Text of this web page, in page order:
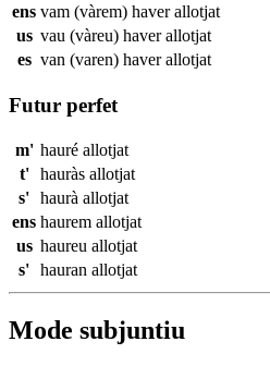
ens vam (vàrem) haverallotjat
us vau (vàreu) haverallotjat
es van (varen) haverallotjat
Futur perfet
m' hauré allotjat
t'
hauràs allotjat
s' haurà allotjat
ens haurem allotjat
us haureu allotjat
s' hauran allotjat
Mode subjuntiu